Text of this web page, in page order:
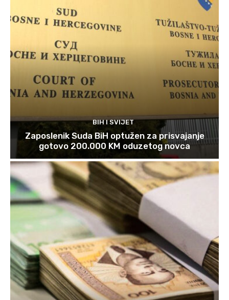
BIH I SVIJET
Zaposlenik Suda BiH optužen za prisvajanje
gotovo 200.000 KM oduzetog novca